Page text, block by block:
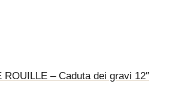
ROUILLE – Caduta dei gravi 12″